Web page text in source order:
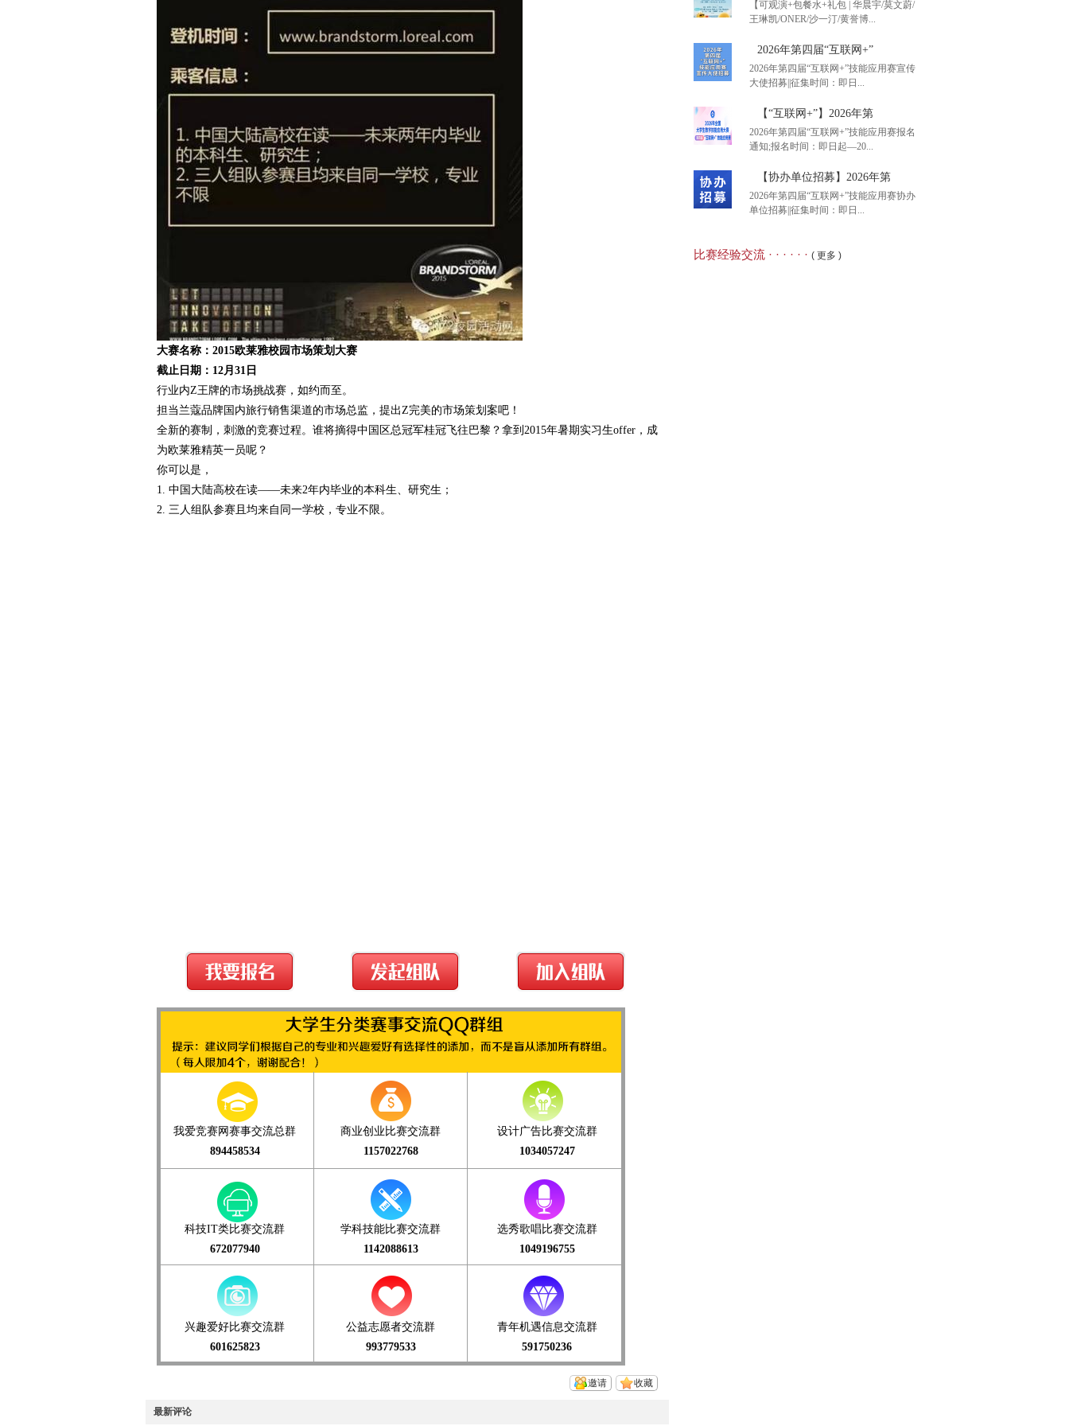
大赛名称：2015欧莱雅校园市场策划大赛
截止日期：12月31日
行业内Z王牌的市场挑战赛，如约而至。
担当兰蔻品牌国内旅行销售渠道的市场总监，提出Z完美的市场策划案吧！
全新的赛制，刺激的竞赛过程。谁将摘得中国区总冠军桂冠飞往巴黎？拿到2015年暑期实习生offer，成
为欧莱雅精英一员呢？
你可以是，
1. 中国大陆高校在读——未来2年内毕业的本科生、研究生；
2. 三人组队参赛且均来自同一学校，专业不限。
我爱竞赛网赛事交流总群
894458534
商业创业比赛交流群
1157022768
设计广告比赛交流群
1034057247
科技IT类比赛交流群
672077940
学科技能比赛交流群
1142088613
选秀歌唱比赛交流群
1049196755
兴趣爱好比赛交流群
601625823
公益志愿者交流群
993779533
青年机遇信息交流群
591750236
收藏
邀请
最新评论
“临港智图”杯2026年第二
【可观演+包餐水+礼包 | 华晨宇/莫文蔚/
王琳凯/ONER/沙一汀/黄誉博...
【可观演+包餐水+礼包 |
2026年第四届“互联网+”
2026年第四届“互联网+”技能应用赛宣传
大使招募||征集时间：即日...
2026年第四届“互联网+”
【“互联网+”】2026年第
2026年第四届“互联网+”技能应用赛报名
通知;报名时间：即日起—20...
【“互联网+”】2026年第
【协办单位招募】2026年第
2026年第四届“互联网+”技能应用赛协办
单位招募||征集时间：即日...
比赛经验交流 · · · · · · ( 更多 )